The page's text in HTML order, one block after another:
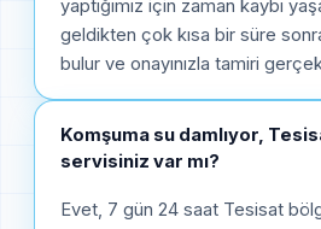
yaptığımız için zaman kaybı
geldikten çok kısa bir süre
bulur ve onayınızla tamiri
Komşuma su damlıyor,
servisiniz var mı?
Evet, 7 gün 24 saat Tesisat